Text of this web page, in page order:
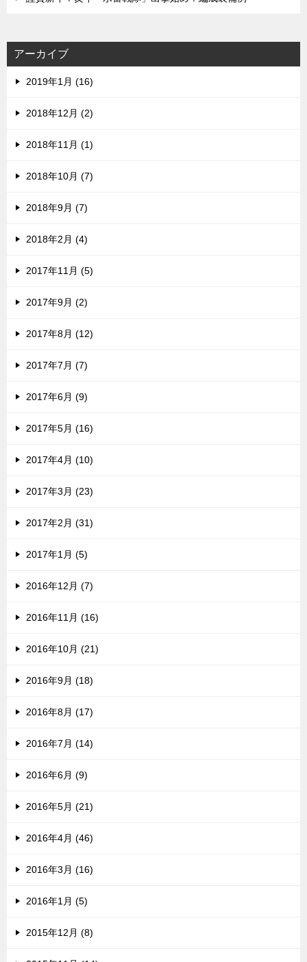
アーカイブ
2019年1月 (16)
2018年12月 (2)
2018年11月 (1)
2018年10月 (7)
2018年9月 (7)
2018年2月 (4)
2017年11月 (5)
2017年9月 (2)
2017年8月 (12)
2017年7月 (7)
2017年6月 (9)
2017年5月 (16)
2017年4月 (10)
2017年3月 (23)
2017年2月 (31)
2017年1月 (5)
2016年12月 (7)
2016年11月 (16)
2016年10月 (21)
2016年9月 (18)
2016年8月 (17)
2016年7月 (14)
2016年6月 (9)
2016年5月 (21)
2016年4月 (46)
2016年3月 (16)
2016年1月 (5)
2015年12月 (8)